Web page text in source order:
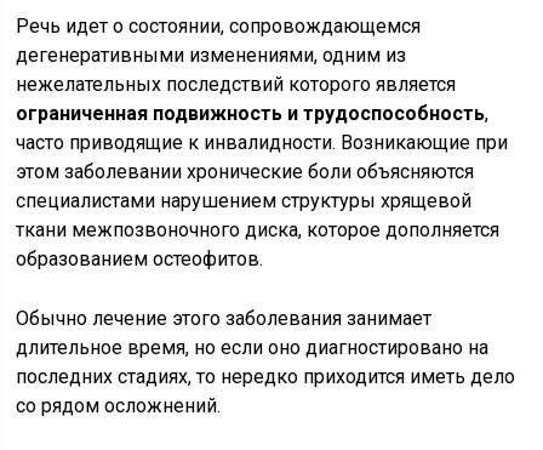
Речь идет о состоянии, сопровождающемся
дегенеративными изменениями, одним из
нежелательных последствий которого является
ограниченная подвижность и трудоспособность,
часто приводящие к инвалидности. Возникающие при
этом заболевании хронические боли объясняются
специалистами нарушением структуры хрящевой
ткани межпозвоночного диска, которое дополняется
образованием остеофитов.
Обычно лечение этого заболевания занимает
длительное время, но если оно диагностировано на
последних стадиях, то нередко приходится иметь дело
со рядом осложнений.